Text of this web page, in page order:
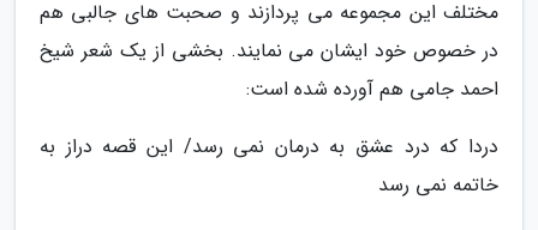
مختلف این مجموعه می پردازند و صحبت های جالبی هم
در خصوص خود ایشان می نمایند. بخشی از یک شعر شیخ
احمد جامی هم آورده شده است:
دردا که درد عشق به درمان نمی رسد/ این قصه دراز به
خاتمه نمی رسد